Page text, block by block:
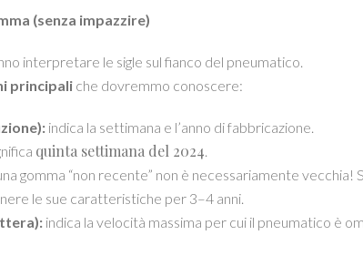
(senza impazzire)
interpretare le sigle sul fianco del pneumatico.
principaliche dovremmo conoscere:
indica la settimana e l’anno di fabbricazione.
quinta settimana del 2024.
gomma “non recente” non è necessariamente
le sue caratteristiche per 3–4 anni.
indica la velocità massima per cui il pneumatico è